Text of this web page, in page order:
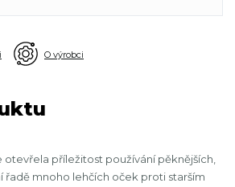
O výrobci
otevřela příležitost používání pěknějších,
řadě mnoho lehčích oček proti starším